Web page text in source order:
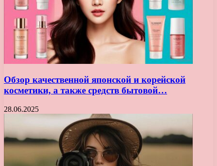
Обзор качественной японской и корейской
косметики, а также средств бытовой…
28.06.2025